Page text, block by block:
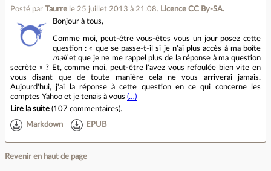
Posté par Taurre le 25 juillet 2013 à 21:08. Licence CC By‑SA.
Bonjour à tous,
Comme moi, peut-être vous-êtes vous un jour posez cette
question : « que se passe-t-il si je n'ai plus accès à ma boîte
mailet que je ne me rappel plus de la réponse à ma question
secrète » ? Et, comme moi, peut-être l'avez vous refoulée bien vite en
vous disant que de toute manière cela ne vous arriverai jamais.
Aujourd'hui, j'ai la réponse à cette question en ce qui concerne les
comptes Yahoo et je tenais à vous (…)
Lire la suite (107 commentaires).
Markdown EPUB
Revenir en haut de page